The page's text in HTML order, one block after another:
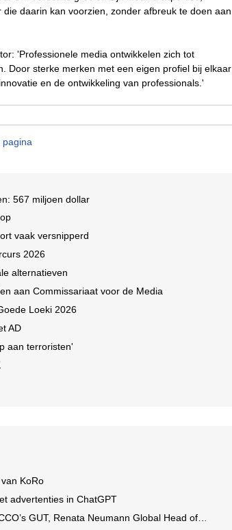
daarin kan voorzien, zonder afbreuk te doen aan
'Professionele media ontwikkelen zich tot
Door sterke merken met een eigen profiel bij elkaar
en de ontwikkeling van professionals.'
pagina
567 miljoen dollar
vaak versnipperd
2026
alternatieven
aan Commissariaat voor de Media
Loeki 2026
AD
aan terroristen'
KoRo
advertenties in ChatGPT
Renata Neumann Global Head of Production